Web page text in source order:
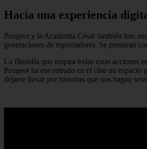
Hacia una experiencia
Peugeot y la Academia César también han
generaciones de espectadores. Se preparan
La filosofía que inspira todas estas acciones
Peugeot ha encontrado en el cine un
dejarse llevar por historias que nos hagan